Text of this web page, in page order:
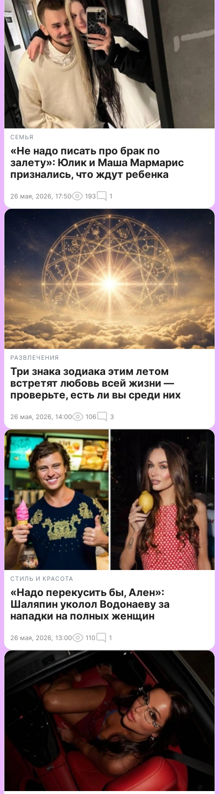
СЕМЬЯ
«Не надо писать про брак по
залету»: Юлик и Маша Мармарис
признались, что ждут ребенка
26 мая, 2026, 17:50 193 1
РАЗВЛЕЧЕНИЯ
Три знака зодиака этим летом
встретят любовь всей жизни —
проверьте, есть ли вы среди них
26 мая, 2026, 14:00 106 3
СТИЛЬ И КРАСОТА
«Надо перекусить бы, Ален»:
Шаляпин уколол Водонаеву за
нападки на полных женщин
26 мая, 2026, 13:00 110 1